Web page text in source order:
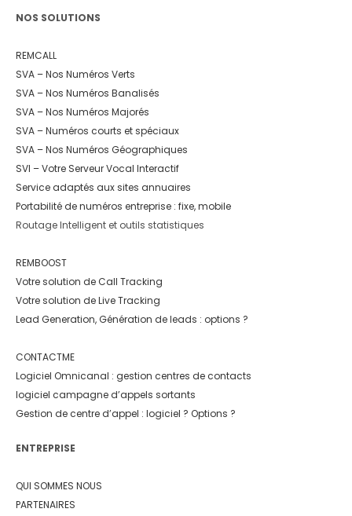
NOS SOLUTIONS
REMCALL
SVA – Nos Numéros Verts
SVA – Nos Numéros Banalisés
SVA – Nos Numéros Majorés
SVA – Numéros courts et spéciaux
SVA – Nos Numéros Géographiques
SVI – Votre Serveur Vocal Interactif
Service adaptés aux sites annuaires
Portabilité de numéros entreprise : fixe, mobile
Routage Intelligent et outils statistiques
REMBOOST
Votre solution de Call Tracking
Votre solution de Live Tracking
Lead Generation, Génération de leads : options ?
CONTACTME
Logiciel Omnicanal : gestion centres de contacts
logiciel campagne d’appels sortants
Gestion de centre d’appel : logiciel ? Options ?
ENTREPRISE
QUI SOMMES NOUS
PARTENAIRES